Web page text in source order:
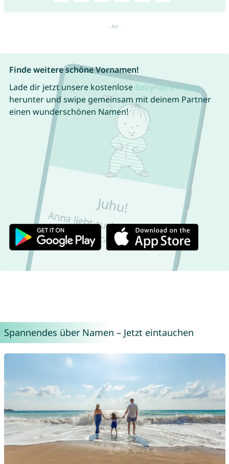
Finde weitere schöne Vornamen!
Lade dir jetzt unsere kostenlose Babynamen App
herunter und swipe gemeinsam mit deinem Partner
einen wunderschönen Namen!
Spannendes über Namen – Jetzt eintauchen